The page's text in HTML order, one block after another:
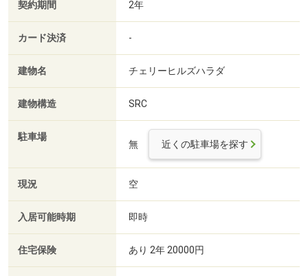
契約期間 2年
カード決済 -
建物名 チェリーヒルズハラダ
建物構造 SRC
駐車場
無 近くの駐車場を探す
現況 空
入居可能時期 即時
住宅保険 あり 2年 20000円